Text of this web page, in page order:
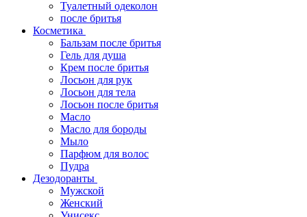
Туалетный одеколон
после бритья
Косметика
Бальзам после бритья
Гель для душа
Крем после бритья
Лосьон для рук
Лосьон для тела
Лосьон после бритья
Масло
Масло для бороды
Мыло
Парфюм для волос
Пудра
Дезодоранты
Мужской
Женский